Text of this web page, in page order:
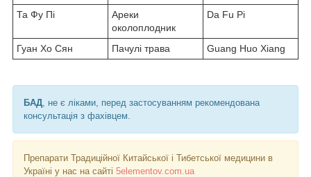
Та Фу Пі
Ареки
околоплодник
Da Fu Pi
Гуан Хо Сян Пачулі трава Guang Huo Xiang
БАД , не є ліками, перед застосуванням рекомендована
консультація з фахівцем.
Препарати Традиційної Китайської і Тибетської медицини в
Україні у нас на сайті 5elementov.com.ua